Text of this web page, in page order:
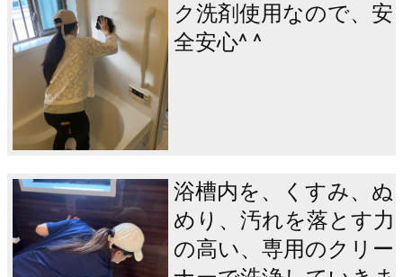
ク洗剤使用なので、安
全安心^ ^
浴槽内を、くすみ、ぬ
めり、汚れを落とす力
の高い、専用のクリー